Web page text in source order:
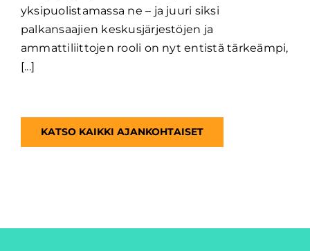
yksipuolistamassa ne – ja juuri siksi
palkansaajien keskusjärjestöjen ja
ammattiliittojen rooli on nyt entistä tärkeämpi,
[...]
KATSO KAIKKI AJANKOHTAISET